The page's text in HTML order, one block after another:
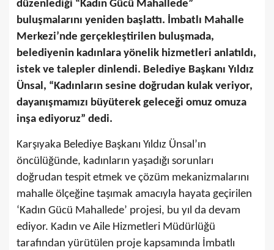
düzenlediği “Kadın Gücü Mahallede”
buluşmalarını yeniden başlattı. İmbatlı Mahalle
Merkezi’nde gerçekleştirilen buluşmada,
belediyenin kadınlara yönelik hizmetleri anlatıldı,
istek ve talepler dinlendi. Belediye Başkanı Yıldız
Ünsal, “Kadınların sesine doğrudan kulak veriyor,
dayanışmamızı büyüterek geleceği omuz omuza
inşa ediyoruz” dedi.
Karşıyaka Belediye Başkanı Yıldız Ünsal’ın
öncülüğünde, kadınların yaşadığı sorunları
doğrudan tespit etmek ve çözüm mekanizmalarını
mahalle ölçeğine taşımak amacıyla hayata geçirilen
‘Kadın Gücü Mahallede’ projesi, bu yıl da devam
ediyor. Kadın ve Aile Hizmetleri Müdürlüğü
tarafından yürütülen proje kapsamında İmbatlı